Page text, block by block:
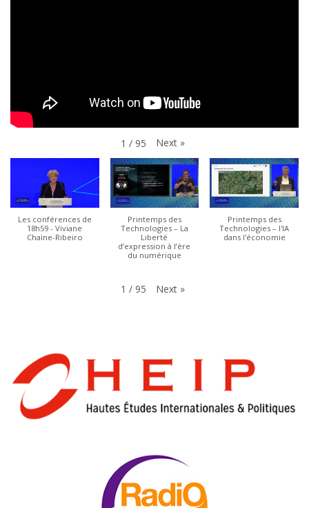
1 / 95 Next »
Les conférences de
18h59 - Viviane
Chaine-Ribeiro
Printemps des
Technologies – La
Liberté
d’expression à l’ère
du numérique
Printemps des
Technologies – l'IA
dans l'économie
1 / 95 Next »